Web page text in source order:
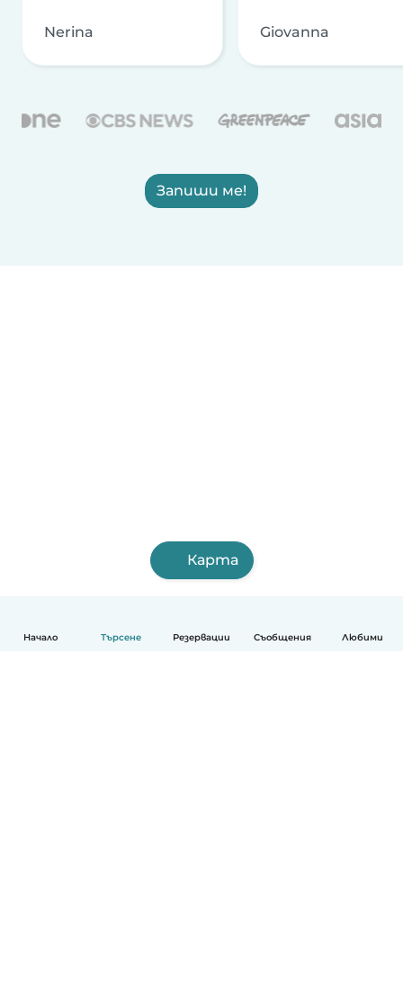
Начало Търсене Резервации Съобщения Любими
Nerina Giovanna
Запиши ме!
Карта